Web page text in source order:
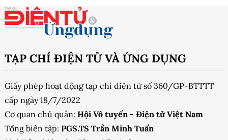
TẠP CHÍ ĐIỆN TỬ VÀ ỨNG DỤNG
Giấy phép hoạt động tạp chí điện tử số 360/GP-BTTTT
cấp ngày 18/7/2022
Cơ quan chủ quản: Hội Vô tuyến - Điện tử Việt Nam
Tổng biên tập: PGS.TS Trần Minh Tuấn